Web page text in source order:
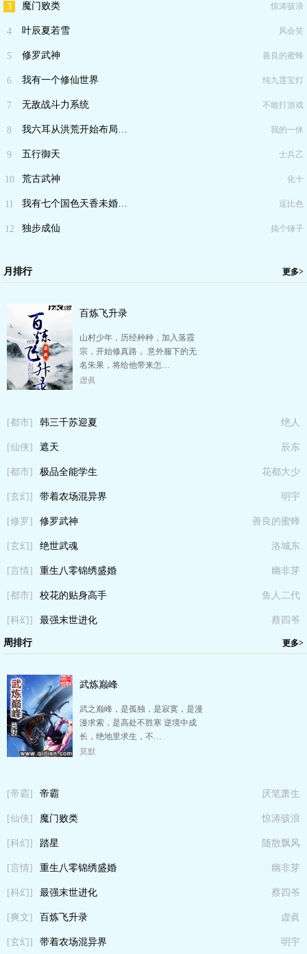
3 魔门败类 惊涛骇浪
4 叶辰夏若雪 风会笑
5 修罗武神 善良的蜜蜂
6 我有一个修仙世界 纯九莲宝灯
7 无敌战斗力系统 不敢打游戏
8 我六耳从洪荒开始布局… 我的一休
9 五行御天 士兵乙
10 荒古武神 化十
11 我有七个国色天香未婚… 逗比色
12 独步成仙 搞个锤子
月排行 更多>
百炼飞升录
山村少年，历经种种，加入落霞
宗，开始修真路， 意外服下的无
名朱果，将给他带来怎…
虚眞
[都市] 韩三千苏迎夏 绝人
[仙侠] 遮天 辰东
[都市] 极品全能学生 花都大少
[玄幻] 带着农场混异界 明宇
[修罗] 修罗武神 善良的蜜蜂
[玄幻] 绝世武魂 洛城东
[言情] 重生八零锦绣盛婚 幽非芽
[都市] 校花的贴身高手 鱼人二代
[科幻] 最强末世进化 蔡四爷
周排行 更多>
武炼巅峰
武之巅峰，是孤独，是寂寞，是漫
漫求索，是高处不胜寒 逆境中成
长，绝地里求生，不…
莫默
[帝霸] 帝霸 厌笔萧生
[仙侠] 魔门败类 惊涛骇浪
[科幻] 踏星 随散飘风
[言情] 重生八零锦绣盛婚 幽非芽
[科幻] 最强末世进化 蔡四爷
[爽文] 百炼飞升录 虚眞
[玄幻] 带着农场混异界 明宇